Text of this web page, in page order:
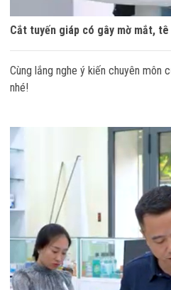
Cắt tuyến giáp có gây mờ mắt,
Cùng lắng nghe ý kiến chuyên môn
nhé!